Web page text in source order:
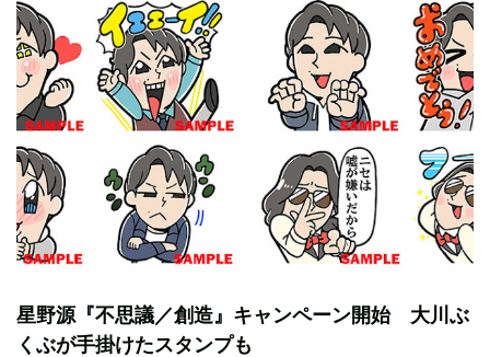
星野源『不思議／創造』キャンペーン開始 大川ぶ
くぶが手掛けたスタンプも